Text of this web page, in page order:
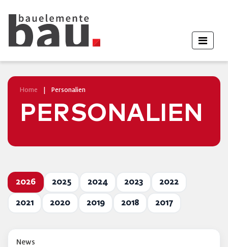
Home Personalien
PERSONALIEN
2026 2025 2024 2023 2022
2021 2020 2019 2018 2017
News